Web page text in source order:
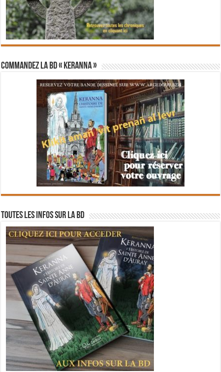
Commandez la BD « Keranna »
Toutes les infos sur la BD